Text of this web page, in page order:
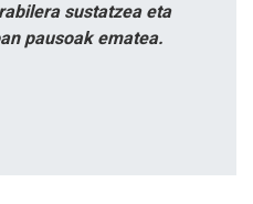
sustatzea eta
pausoak ematea.